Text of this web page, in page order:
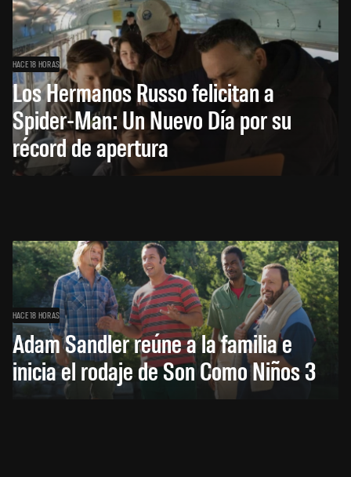
HACE 18 HORAS
Los Hermanos Russo felicitan a
Spider-Man: Un Nuevo Día por su
récord de apertura
HACE 18 HORAS
Adam Sandler reúne a la familia e
inicia el rodaje de Son Como Niños 3